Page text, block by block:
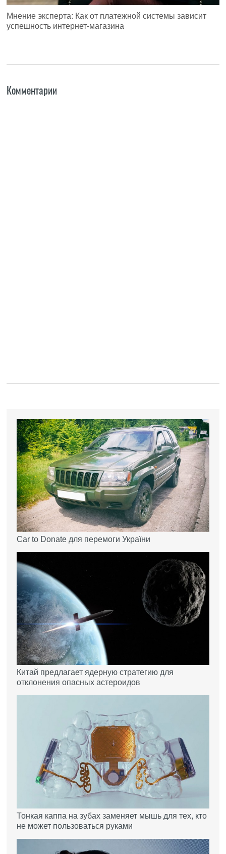
Мнение эксперта: Как от платежной системы зависит
успешность интернет-магазина
Комментарии
Car to Donate для перемоги України
Китай предлагает ядерную стратегию для
отклонения опасных астероидов
Тонкая каппа на зубах заменяет мышь для тех, кто
не может пользоваться руками